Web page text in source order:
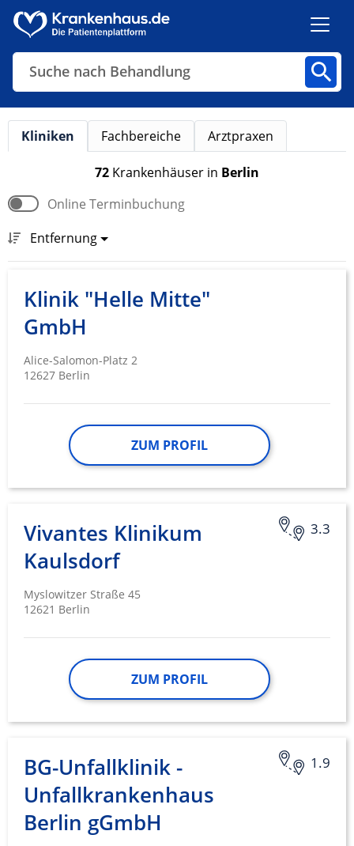
Suche nach Behandlung
Kliniken Fachbereiche Arztpraxen
72 Krankenhäuser in Berlin
Online Terminbuchung
Entfernung
Klinik "Helle Mitte"
GmbH
Alice-Salomon-Platz 2
12627 Berlin
ZUM PROFIL
3.3
Vivantes Klinikum
Kaulsdorf
Myslowitzer Straße 45
12621 Berlin
ZUM PROFIL
1.9
BG-Unfallklinik -
Unfallkrankenhaus
Berlin gGmbH